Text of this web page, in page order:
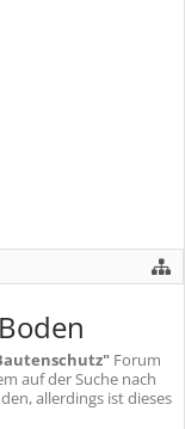
Forum
auf der Suche nach
allerdings ist dieses